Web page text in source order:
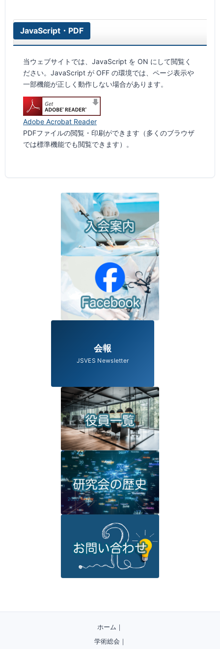
JavaScript・PDF
当ウェブサイトでは、JavaScript を ON にして閲覧く
ださい。JavaScript が OFF の環境では、ページ表示や
一部機能が正しく動作しない場合があります。
Adobe Acrobat Reader
PDFファイルの閲覧・印刷ができます（多くのブラウザ
では標準機能でも閲覧できます）。
会報
JSVES Newsletter
ホーム ｜
学術総会 ｜